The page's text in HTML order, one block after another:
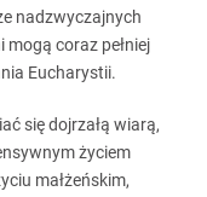
nadzwyczajnych
coraz pełniej
Eucharystii.
się dojrzałą wiarą,
życiem
małżeńskim,